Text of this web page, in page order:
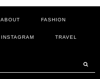
ABOUT FASHION
INSTAGRAM TRAVEL